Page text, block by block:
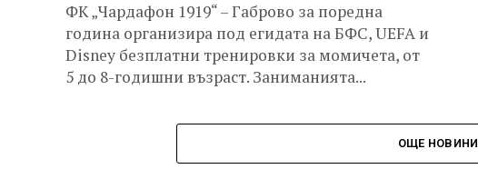
ФК „Чардафон 1919“ – Габрово за поредна
година организира под егидата на БФС, UEFA и
Disney безплатни тренировки за момичета, от
5 до 8-годишни възраст. Заниманията...
ОЩЕ НОВИНИ